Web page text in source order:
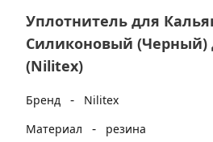
Уплотнитель для
Силиконовый
(Nilitex)
Бренд -
Nilitex
Материал
-
резина